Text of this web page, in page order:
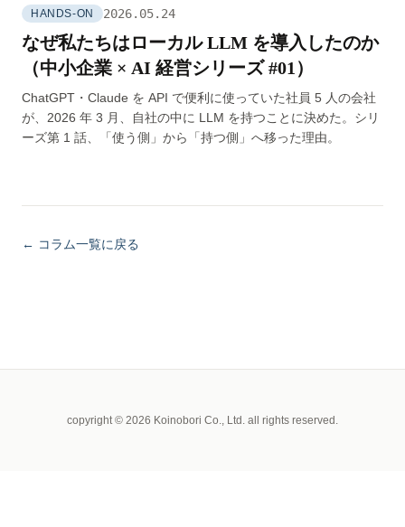
HANDS-ON 2026.05.24
なぜ私たちはローカル LLM を導入したのか
（中小企業 × AI 経営シリーズ #01）
ChatGPT・Claude を API で便利に使っていた社員 5 人の会社
が、2026 年 3 月、自社の中に LLM を持つことに決めた。シリ
ーズ第 1 話、「使う側」から「持つ側」へ移った理由。
← コラム一覧に戻る
copyright © 2026 Koinobori Co., Ltd. all rights reserved.